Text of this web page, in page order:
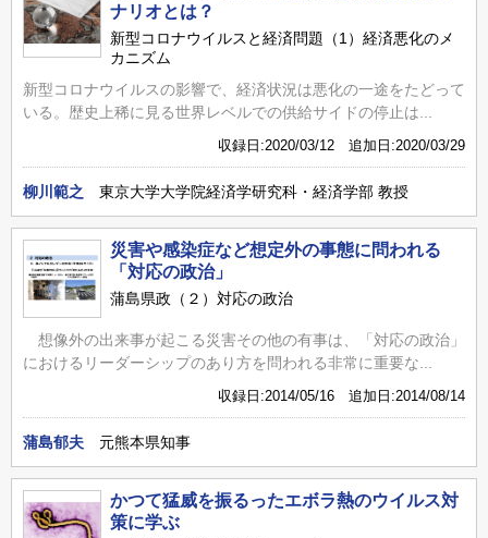
ナリオとは？
新型コロナウイルスと経済問題（1）経済悪化のメ
カニズム
新型コロナウイルスの影響で、経済状況は悪化の一途をたどって
いる。歴史上稀に見る世界レベルでの供給サイドの停止は...
収録日:2020/03/12 追加日:2020/03/29
柳川範之 東京大学大学院経済学研究科・経済学部 教授
災害や感染症など想定外の事態に問われる
「対応の政治」
蒲島県政（２）対応の政治
想像外の出来事が起こる災害その他の有事は、「対応の政治」
におけるリーダーシップのあり方を問われる非常に重要な...
収録日:2014/05/16 追加日:2014/08/14
蒲島郁夫 元熊本県知事
かつて猛威を振るったエボラ熱のウイルス対
策に学ぶ